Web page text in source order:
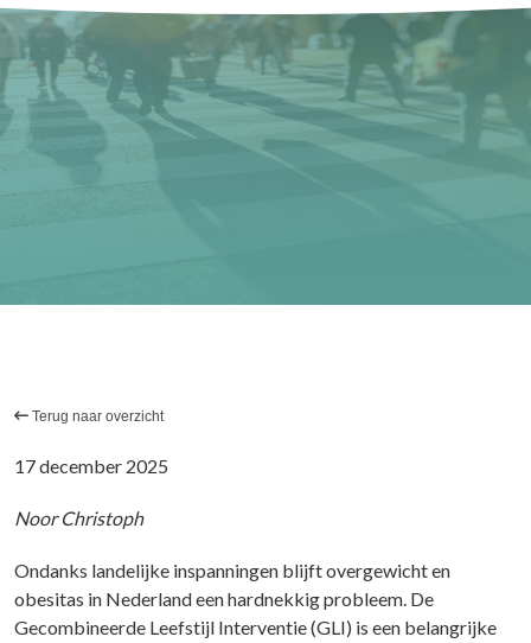
Terug naar overzicht
17 december 2025
Noor Christoph
Ondanks landelijke inspanningen blijft overgewicht en
obesitas in Nederland een hardnekkig probleem. De
Gecombineerde Leefstijl Interventie (GLI) is een belangrijke